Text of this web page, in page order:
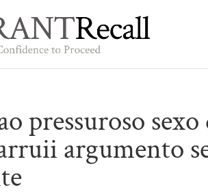
pressuroso
argumento